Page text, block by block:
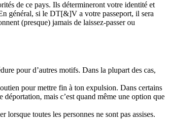
de ce pays. Ils détermineront votre identité et
général, si le DT[&]V a votre passeport, il sera
(presque) jamais de laissez-passer ou
pour d’autres motifs. Dans la plupart des cas,
pour mettre fin à ton expulsion. Dans certains
mais c’est quand même une option que
toutes les personnes ne sont pas assises.